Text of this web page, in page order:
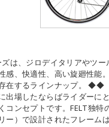
ズは、ジロデイタリアやツ
感、快適性、高い旋廻性能
在するラインナップ。
出場したならばライダーに
コンセプトです。FELT独特
ー）で設計されたフレーム